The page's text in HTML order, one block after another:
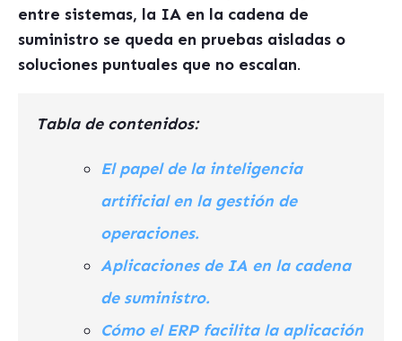
entre sistemas, la IA en la cadena de
suministro se queda en pruebas aisladas o
soluciones puntuales que no escalan.
Tabla de contenidos:
El papel de la inteligencia
artificial en la gestión de
operaciones.
Aplicaciones de IA en la cadena
de suministro.
Cómo el ERP facilita la aplicación